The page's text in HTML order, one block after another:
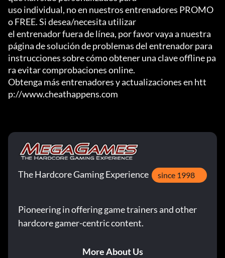
uso individual, no en nuestros entrenadores PROMO
o FREE. Si desea/necesita utilizar
el entrenador fuera de línea, por favor vaya a nuestra
página de solución de problemas del entrenador para
instrucciones sobre cómo obtener una clave offline pa
ra evitar comprobaciones online.
Obtenga más entrenadores y actualizaciones en htt
p://www.cheathappens.com
The Hardcore Gaming Experience since 1998
Pioneering in offering game trainers and other
hardcore gamer-centric content.
More About Us